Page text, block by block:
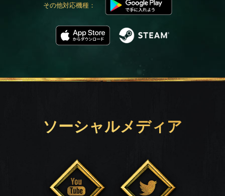
その他対応機種：
ソーシャルメディア